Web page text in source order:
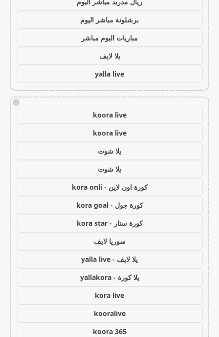
برشلونة مباشر اليوم
مباريات اليوم مباشر
يلا لايف
yalla live
!
koora live
koora live
يلا شوت
يلا شوت
كورة اون لاين - kora onli
كورة جول - kora goal
كورة ستار - kora star
سوريا لايف
يلا لايف - yalla live
يلا كورة - yallakora
kora live
kooralive
koora 365